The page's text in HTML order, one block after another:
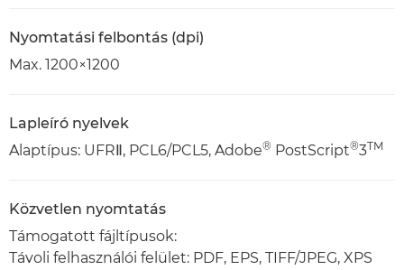
Nyomtatási felbontás (dpi)
Max. 1200×1200
Lapleíró nyelvek
Alaptípus: UFRⅡ, PCL6/PCL5, Adobe® PostScript®3TM
Közvetlen nyomtatás
Támogatott fájltípusok:
Távoli felhasználói felület: PDF, EPS, TIFF/JPEG, XPS